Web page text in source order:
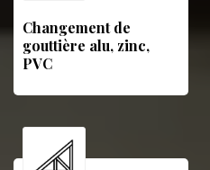
Changement de
gouttière alu, zinc,
PVC